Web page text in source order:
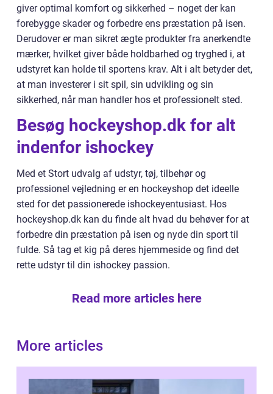
giver optimal komfort og sikkerhed – noget der kan
forebygge skader og forbedre ens præstation på isen.
Derudover er man sikret ægte produkter fra anerkendte
mærker, hvilket giver både holdbarhed og tryghed i, at
udstyret kan holde til sportens krav. Alt i alt betyder det,
at man investerer i sit spil, sin udvikling og sin
sikkerhed, når man handler hos et professionelt sted.
Besøg hockeyshop.dk for alt
indenfor ishockey
Med et Stort udvalg af udstyr, tøj, tilbehør og
professionel vejledning er en hockeyshop det ideelle
sted for det passionerede ishockeyentusiast. Hos
hockeyshop.dk kan du finde alt hvad du behøver for at
forbedre din præstation på isen og nyde din sport til
fulde. Så tag et kig på deres hjemmeside og find det
rette udstyr til din ishockey passion.
Read more articles here
More articles